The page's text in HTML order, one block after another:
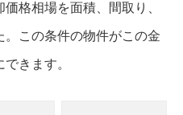
格相場を面積、間取り、
この条件の物件がこの金
きます。